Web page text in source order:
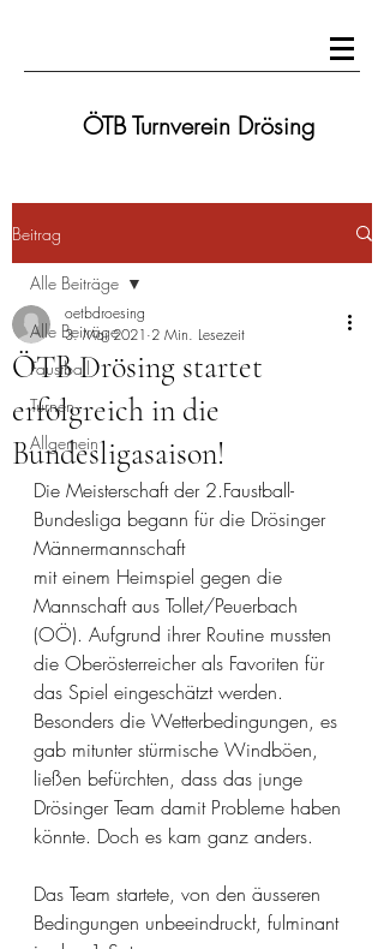
ÖTB Turnverein Drösing
Beitrag
Alle Beiträge
Faustball
Turnen
Allgemein
Alle Beiträge
ÖTB Drösing startet
erfolgreich in die
Bundesligasaison!
oetbdroesing
3. Mai 2021 2 Min. Lesezeit
Die Meisterschaft der 2.Faustball-
Bundesliga begann für die Drösinger
Männermannschaft
mit einem Heimspiel gegen die
Mannschaft aus Tollet/Peuerbach
(OÖ). Aufgrund ihrer Routine mussten
die Oberösterreicher als Favoriten für
das Spiel eingeschätzt werden.
Besonders die Wetterbedingungen, es
gab mitunter stürmische Windböen,
ließen befürchten, dass das junge
Drösinger Team damit Probleme haben
könnte. Doch es kam ganz anders.
Das Team startete, von den äusseren
Bedingungen unbeeindruckt, fulminant